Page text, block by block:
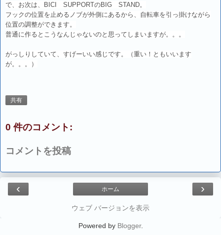
で、お次は、BICI SUPPORTのBIG STAND。
フックの位置を止めるノブが外側にあるから、自転車を引っ掛けながら
位置の調整ができます。
普通に作るとこうなんじゃないのと思ってしまいますが。。。
がっしりしていて、すげーいい感じです。（重い！ともいいます
が。。。）
共有
0 件のコメント:
コメントを投稿
‹ ›
ホーム
ウェブ バージョンを表示
Powered by Blogger.